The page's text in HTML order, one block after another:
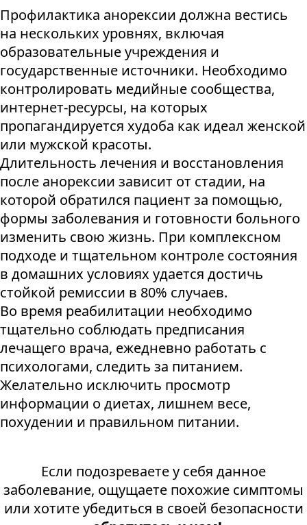
Профилактика анорексии должна вестись
на нескольких уровнях, включая
образовательные учреждения и
государственные источники. Необходимо
контролировать медийные сообщества,
интернет-ресурсы, на которых
пропагандируется худоба как идеал женской
или мужской красоты.
Длительность лечения и восстановления
после анорексии зависит от стадии, на
которой обратился пациент за помощью,
формы заболевания и готовности больного
изменить свою жизнь. При комплексном
подходе и тщательном контроле состояния
в домашних условиях удается достичь
стойкой ремиссии в 80% случаев.
Во время реабилитации необходимо
тщательно соблюдать предписания
лечащего врача, ежедневно работать с
психологами, следить за питанием.
Желательно исключить просмотр
информации о диетах, лишнем весе,
похудении и правильном питании.
Если подозреваете у себя данное
заболевание, ощущаете похожие симптомы
или хотите убедиться в своей безопасности